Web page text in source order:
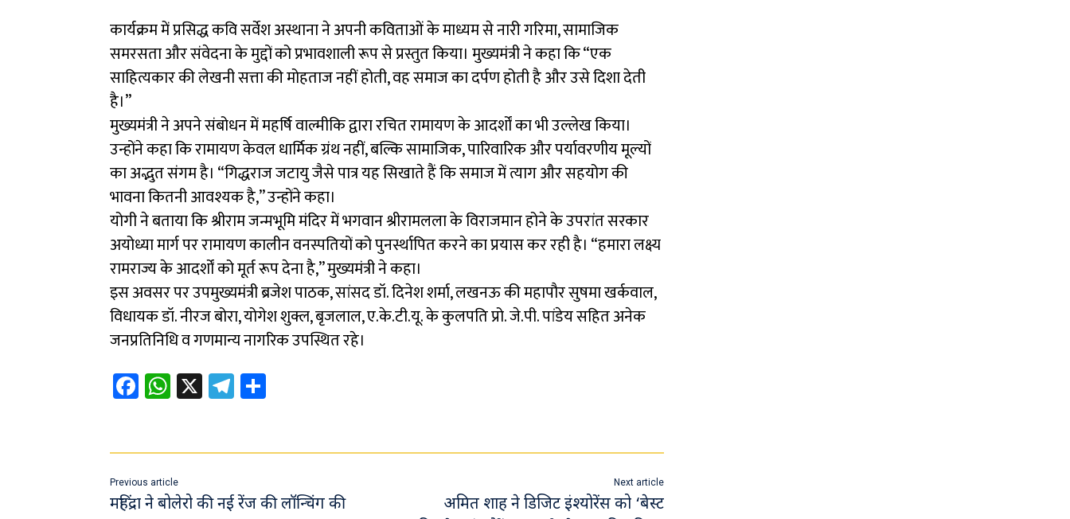
कार्यक्रम में प्रसिद्ध कवि सर्वेश अस्थाना ने अपनी कविताओं के माध्यम से नारी गरिमा, सामाजिक
समरसता और संवेदना के मुद्दों को प्रभावशाली रूप से प्रस्तुत किया। मुख्यमंत्री ने कहा कि “एक
साहित्यकार की लेखनी सत्ता की मोहताज नहीं होती, वह समाज का दर्पण होती है और उसे दिशा देती
है।”
मुख्यमंत्री ने अपने संबोधन में महर्षि वाल्मीकि द्वारा रचित रामायण के आदर्शों का भी उल्लेख किया।
उन्होंने कहा कि रामायण केवल धार्मिक ग्रंथ नहीं, बल्कि सामाजिक, पारिवारिक और पर्यावरणीय मूल्यों
का अद्भुत संगम है। “गिद्धराज जटायु जैसे पात्र यह सिखाते हैं कि समाज में त्याग और सहयोग की
भावना कितनी आवश्यक है,” उन्होंने कहा।
योगी ने बताया कि श्रीराम जन्मभूमि मंदिर में भगवान श्रीरामलला के विराजमान होने के उपरांत सरकार
अयोध्या मार्ग पर रामायण कालीन वनस्पतियों को पुनर्स्थापित करने का प्रयास कर रही है। “हमारा लक्ष्य
रामराज्य के आदर्शों को मूर्त रूप देना है,” मुख्यमंत्री ने कहा।
इस अवसर पर उपमुख्यमंत्री ब्रजेश पाठक, सांसद डॉ. दिनेश शर्मा, लखनऊ की महापौर सुषमा खर्कवाल,
विधायक डॉ. नीरज बोरा, योगेश शुक्ल, बृजलाल, ए.के.टी.यू. के कुलपति प्रो. जे.पी. पांडेय सहित अनेक
जनप्रतिनिधि व गणमान्य नागरिक उपस्थित रहे।
Fa
ce
o
ok
W
h
sA
p
X Te
le
a
m
Previous article
महिंद्रा ने बोलेरो की नई रेंज की लॉन्चिंग की
Next article
अमित शाह ने डिजिट इंश्योरेंस को ‘बेस्ट